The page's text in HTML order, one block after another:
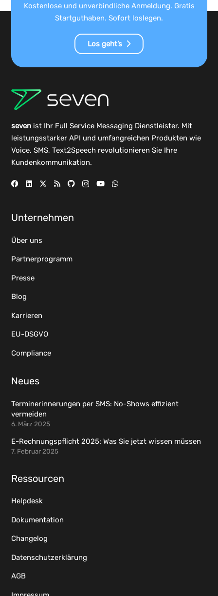
Kostenlose und unverbindliche Anmeldung. Gratis
Startguthaben. Sofort loslegen.
Los geht’s
sevenist Ihr Full Service Messaging Dienstleister. Mit
leistungsstarker API und umfangreichen Produkten wie
Voice, SMS, Text2Speech revolutionieren Sie Ihre
Kundenkommunikation.
Unternehmen
Über uns
Partnerprogramm
Presse
Blog
Karrieren
EU-DSGVO
Compliance
Neues
Terminerinnerungen per SMS: No-Shows effizient
vermeiden
6. März 2025
E-Rechnungspflicht 2025: Was Sie jetzt wissen müssen
7. Februar 2025
Ressourcen
Helpdesk
Dokumentation
Changelog
Datenschutzerklärung
AGB